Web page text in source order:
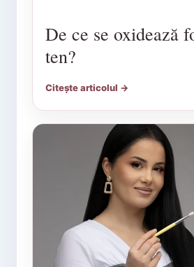
De ce se oxidează
ten?
Citește articolul →